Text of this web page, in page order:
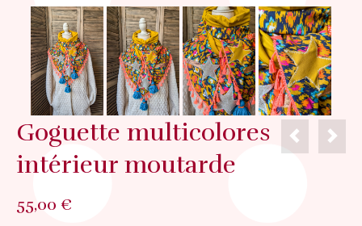
Goguette multicolores
intérieur moutarde
55,00 €